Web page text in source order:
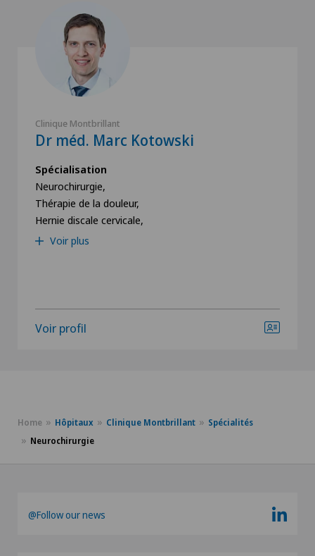
Clinique Montbrillant
Dr méd. Marc Kotowski
Spécialisation
Neurochirurgie,
Thérapie de la douleur,
Hernie discale cervicale,
Voir plus
Voir profil
Home Hôpitaux Clinique Montbrillant
Spécialités
Neurochirurgie
@Follow our news